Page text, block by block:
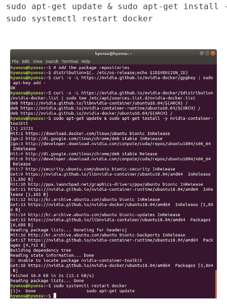
sudo apt-get update & sudo apt-get
sudo systemctl restart docker